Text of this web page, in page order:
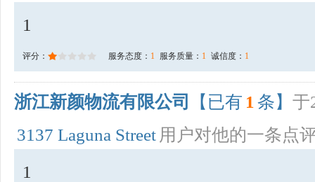
1
评分： 服务态度： 1 服务质量： 1 诚信度： 1
浙江新颜物流有限公司 【已有 1 条】 于
3137 Laguna Street 用户对他的一条点
1